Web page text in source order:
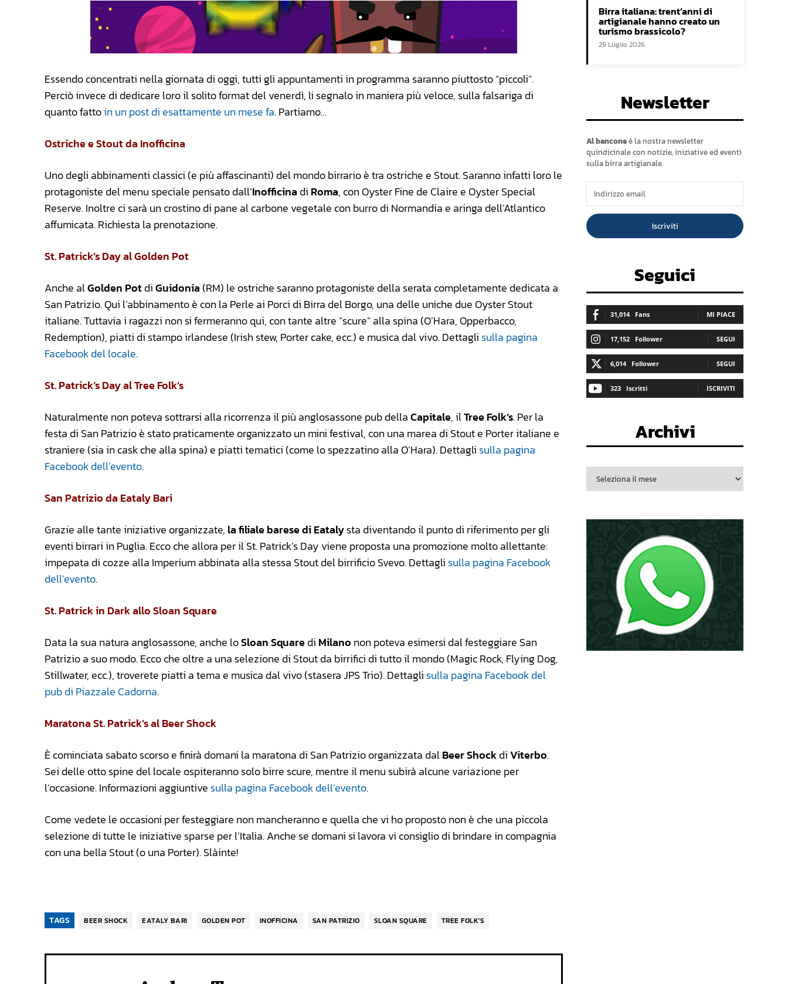
Essendo concentrati nella giornata di oggi, tutti gli appuntamenti in programma saranno piuttosto “piccoli”.
Perciò invece di dedicare loro il solito format del venerdì, li segnalo in maniera più veloce, sulla falsariga di
quanto fattoin un post di esattamente un mese fa. Partiamo…
Ostriche e Stout da Inofficina
Uno degli abbinamenti classici (e più affascinanti) del mondo birrario è tra ostriche e Stout. Saranno infatti loro le
protagoniste del menu speciale pensato dall’Inofficina di Roma, con Oyster Fine de Claire e Oyster Special
Reserve. Inoltre ci sarà un crostino di pane al carbone vegetale con burro di Normandia e aringa dell’Atlantico
affumicata. Richiesta la prenotazione.
St. Patrick’s Day al Golden Pot
Anche alGolden PotdiGuidonia (RM) le ostriche saranno protagoniste della serata completamente dedicata a
San Patrizio. Qui l’abbinamento è con la Perle ai Porci di Birra del Borgo, una delle uniche due Oyster Stout
italiane. Tuttavia i ragazzi non si fermeranno qui, con tante altre “scure” alla spina (O’Hara, Opperbacco,
Redemption), piatti di stampo irlandese (Irish stew, Porter cake, ecc.) e musica dal vivo. Dettagli sulla pagina
Facebook del locale.
St. Patrick’s Day al Tree Folk’s
Naturalmente non poteva sottrarsi alla ricorrenza il più anglosassone pub dellaCapitale, ilTree Folk’s. Per la
festa di San Patrizio è stato praticamente organizzato un mini festival, con una marea di Stout e Porter italiane e
straniere (sia in cask che alla spina) e piatti tematici (come lo spezzatino alla O’Hara). Dettagli sulla pagina
Facebook dell’evento.
San Patrizio da Eataly Bari
Grazie alle tante iniziative organizzate, la filiale barese di Eatalysta diventando il punto di riferimento per gli
eventi birrari in Puglia. Ecco che allora per il St. Patrick’s Day viene proposta una promozione molto allettante:
impepata di cozze alla Imperium abbinata alla stessa Stout del birrificio Svevo. Dettagli sulla pagina Facebook
dell’evento.
St. Patrick in Dark allo Sloan Square
Data la sua natura anglosassone, anche loSloan Squaredi Milano non poteva esimersi dal festeggiare San
Patrizio a suo modo. Ecco che oltre a una selezione di Stout da birrifici di tutto il mondo (Magic Rock, Flying Dog,
Stillwater, ecc.), troverete piatti a tema e musica dal vivo (stasera JPS Trio). Dettagli sulla pagina Facebook del
pub di Piazzale Cadorna.
Maratona St. Patrick’s al Beer Shock
È cominciata sabato scorso e finirà domani la maratona di San Patrizio organizzata dalBeer ShockdiViterbo.
Sei delle otto spine del locale ospiteranno solo birre scure, mentre il menu subirà alcune variazione per
l’occasione. Informazioni aggiuntive sulla pagina Facebook dell’evento.
Come vedete le occasioni per festeggiare non mancheranno e quella che vi ho proposto non è che una piccola
selezione di tutte le iniziative sparse per l’Italia. Anche se domani si lavora vi consiglio di brindare in compagnia
con una bella Stout (o una Porter). Slàinte!
TAGS BEER SHOCK EATALY BARI GOLDEN POT INOFFICINA SAN PATRIZIO SLOAN SQUARE TREE FOLK'S
Birra italiana: trent’anni di
artigianale hanno creato un
turismo brassicolo?
29 Luglio 2026
Newsletter
Al banconeè la nostra newsletter
quindicinale con notizie, iniziative ed eventi
sulla birra artigianale.
Iscriviti
Seguici
31,014 Fans MI PIACE
17,152 Follower SEGUI
6,014 Follower SEGUI
323 Iscritti ISCRIVITI
Archivi